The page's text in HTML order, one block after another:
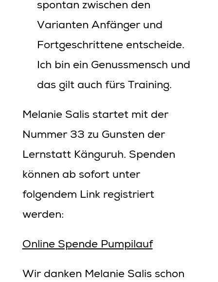
spontan zwischen den
Varianten Anfänger und
Fortgeschrittene entscheide.
Ich bin ein Genussmensch und
das gilt auch fürs Training.
Melanie Salis startet mit der
Nummer 33 zu Gunsten der
Lernstatt Känguruh. Spenden
können ab sofort unter
folgendem Link registriert
werden:
Online Spende Pumpilauf
Wir danken Melanie Salis schon